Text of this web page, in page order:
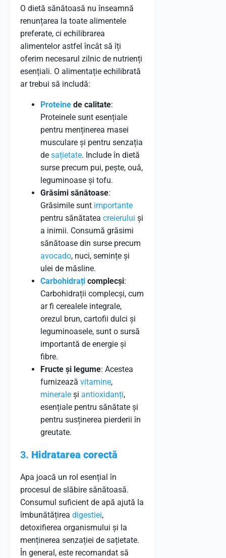
O dietă sănătoasă nu înseamnă
renunțarea la toate alimentele
preferate, ci echilibrarea
alimentelor astfel încât să îți
oferim necesarul zilnic de nutrienți
esențiali. O alimentație echilibrată
ar trebui să includă:
Proteine de calitate:
Proteinele sunt esențiale
pentru menținerea masei
musculare și pentru senzația
de sațietate. Include în dietă
surse precum pui, pește, ouă,
leguminoase și tofu.
Grăsimi sănătoase:
Grăsimile sunt importante
pentru sănătatea creierului și
a inimii. Consumă grăsimi
sănătoase din surse precum
avocado, nuci, semințe și
ulei de măsline.
Carbohidrați complecși:
Carbohidrații complecși, cum
ar fi cerealele integrale,
orezul brun, cartofii dulci și
leguminoasele, sunt o sursă
importantă de energie și
fibre.
Fructe și legume: Acestea
furnizează vitamine,
minerale și antioxidanți,
esențiale pentru sănătate și
pentru susținerea pierderii în
greutate.
3. Hidratarea corectă
Apa joacă un rol esențial în
procesul de slăbire sănătoasă.
Consumul suficient de apă ajută la
îmbunătățirea digestiei,
detoxifierea organismului și la
menținerea senzației de sațietate.
În general, este recomandat să